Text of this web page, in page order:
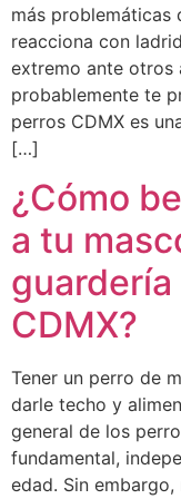
más problemáticas
reacciona con
extremo ante otros
probablemente te
perros CDMX es
[…]
¿Cómo
a tu
CDMX?
Tener un perro de
darle techo y
general de los
fundamental,
edad. Sin